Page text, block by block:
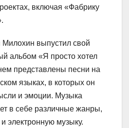
включая «Фабрику
Милохин выпустил свой
альбом «Я просто хотел
представлены песни на
языках, в которых он
и эмоции. Музыка
в себе различные жанры,
электронную музыку.